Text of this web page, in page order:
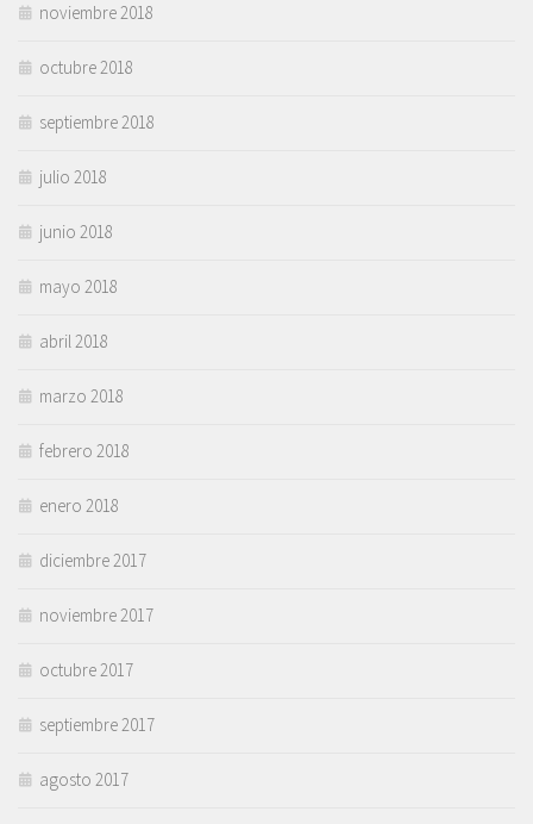
noviembre 2018
octubre 2018
septiembre 2018
julio 2018
junio 2018
mayo 2018
abril 2018
marzo 2018
febrero 2018
enero 2018
diciembre 2017
noviembre 2017
octubre 2017
septiembre 2017
agosto 2017